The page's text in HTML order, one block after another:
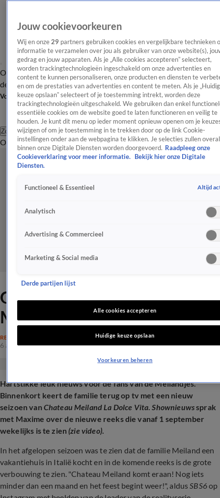
OverzichtAfleveringen Entertainment TV Algemeen
Tip
de redactieNieuwsbrief
Volg Shownieuws
Zoeken
OverzichtEntertainmentSpraakmakendRealityCrimeVideo's
Grootse terugkeer van de
Meilandjes
REALITY
6 aug 2025, 11:59
Hartstikke leuk nieuws voor de fans van de Meilandjes.
Binnenkort keert de familie terug op tv met een nieuw
seizoen van Chateau Meiland La Dolce Vita.Shownieuwssprak
met Maxime over de nieuwe reeks die vanaf 1 september
wekelijks is te zien(zie video).
In het afgelopen seizoen was te zien dat de familie Meiland een
vakantiehuis in Italië kocht en in de komende reeks is de grote
verbouwing te zien. "Chateau Meiland komt eraan! Nog iets
minder dan een maand en het feest begint weer!", aldus SBS6op
Jouw cookievoorkeuren
Wij en onze 29 partners gebruiken cookies en vergelijkbare technieken
informatie te verzamelen over jou als gebruiker van onze website(s),
gedrag en jouw apparaten. Als je „Alle cookies accepteren” selecteert,
worden trackingtechnologieën ingeschakeld om onze advertenties en
content te kunnen personaliseren, onze producten en diensten te
en om de prestaties van advertenties en content te meten. Als je
keuze opslaan” selecteert of je toestemming intrekt, worden deze
trackingtechnologieën uitgeschakeld. We gebruiken dan enkel
essentiële cookies om de website goed te laten functioneren en veilig te
houden. Je kunt dit menu op ieder moment opnieuw openen om je
wijzigen of om je toestemming in te trekken door op de link Cookie-
instellingen onder aan de webpagina te klikken. Je selecties zullen overal
binnen onze Digitale Diensten worden doorgevoerd. Raadpleeg onze
Cookieverklaring voor meer informatie.
Bekijk hier onze Digitale
Diensten.
Functioneel & Essentieel Altijd
Analytisch
Advertising & Commercieel
Marketing & Social media
Derde partijen lijst
Alle cookies accepteren
Huidige keuze opslaan
Voorkeuren beheren